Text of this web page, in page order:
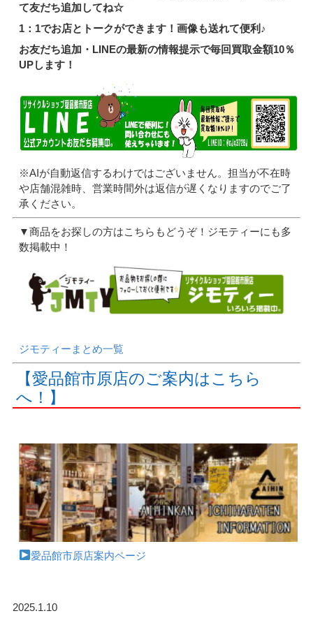
て友だち追加してね☆
1：1でお店とトークができます！画像も送れて便利♪
お友だち追加・LINEの最新の情報提示で毎回買取金額10％
UPします！
※AIが自動返信するわけではございません。担当が不在時
や店舗混雑時、営業時間外は返信が遅くなりますのでご了
承ください。
▼商品をお探しの方はこちらもどうぞ！ジモティーにも多
数掲載中！
ジモティーまとめ一覧
【愛品館市原店のご案内はこちら
へ！】
愛品館市原店案内ページ
2025.1.10